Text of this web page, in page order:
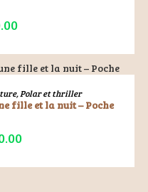
,Polar et thriller
fille et la nuit – Poche